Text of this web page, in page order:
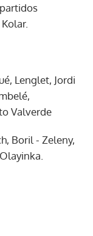
Lenglet, Jordi
Valverde
Boril - Zeleny,